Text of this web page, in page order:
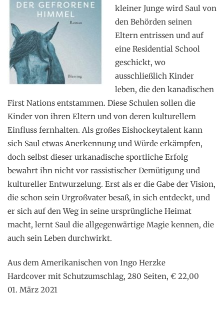
kleiner Junge wird Saul von
den Behörden seinen
Eltern entrissen und auf
eine Residential School
geschickt, wo
ausschließlich Kinder
leben, die den kanadischen
First Nations entstammen. Diese Schulen sollen die
Kinder von ihren Eltern und von deren kulturellem
Einfluss fernhalten. Als großes Eishockeytalent kann
sich Saul etwas Anerkennung und Würde erkämpfen,
doch selbst dieser urkanadische sportliche Erfolg
bewahrt ihn nicht vor rassistischer Demütigung und
kultureller Entwurzelung. Erst als er die Gabe der Vision,
die schon sein Urgroßvater besaß, in sich entdeckt, und
er sich auf den Weg in seine ursprüngliche Heimat
macht, lernt Saul die allgegenwärtige Magie kennen, die
auch sein Leben durchwirkt.
Aus dem Amerikanischen von Ingo Herzke
Hardcover mit Schutzumschlag, 280 Seiten, € 22,00
01. März 2021